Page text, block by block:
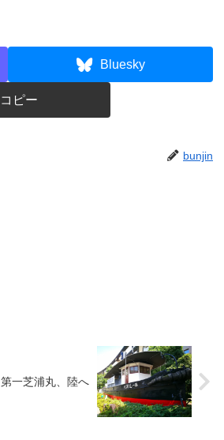
Bluesky
コピー
bunjin
第一芝浦丸、陸へ